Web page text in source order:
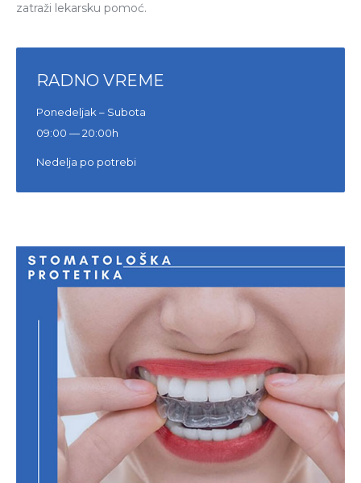
zatraži lekarsku pomoć.
RADNO VREME
Ponedeljak – Subota
09:00 — 20:00h
Nedelja po potrebi